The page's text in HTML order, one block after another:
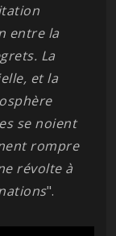
entre la
La
et la
se noient
rompre
révolte à
".